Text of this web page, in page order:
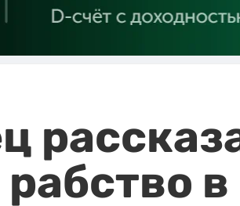
рабство